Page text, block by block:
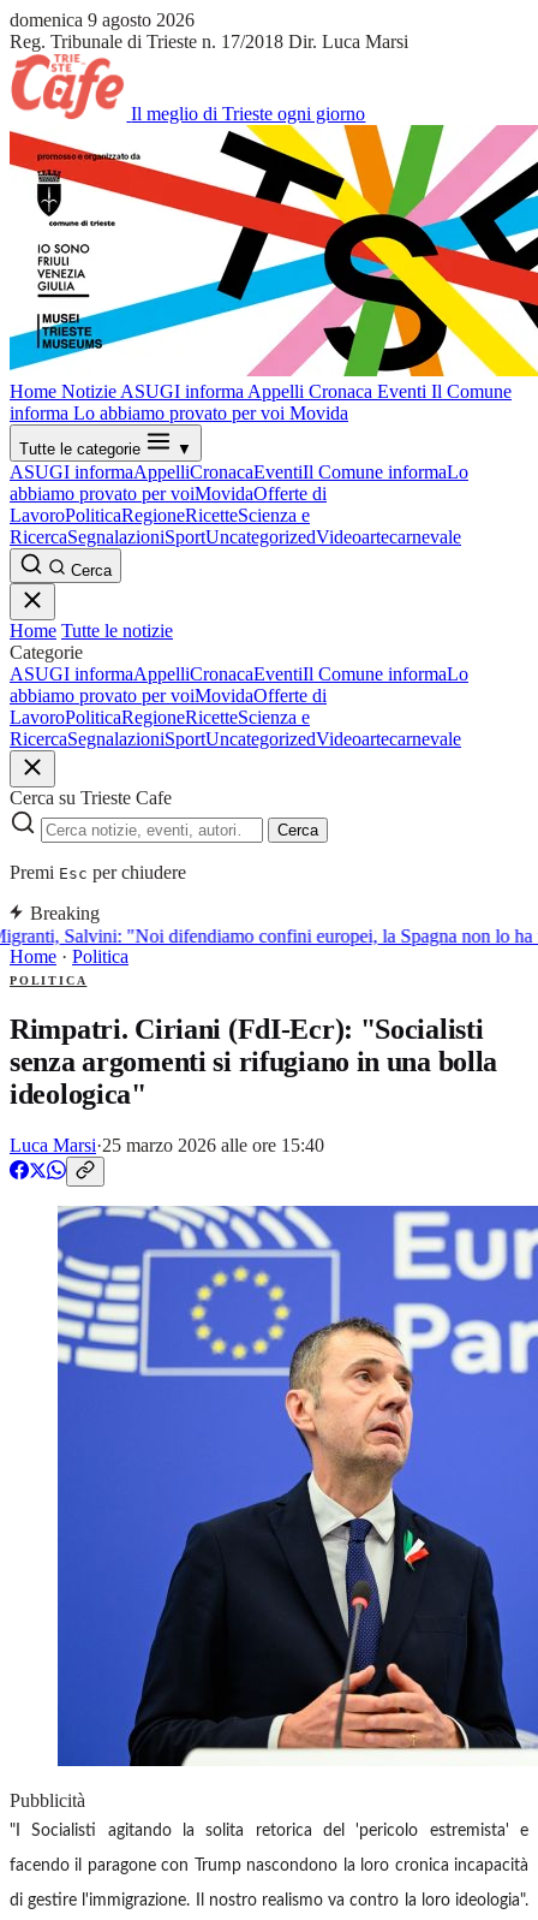
domenica 9 agosto 2026
Reg. Tribunale di Trieste n. 17/2018 Dir. Luca Marsi
Il meglio di Trieste ogni giorno
Home Notizie ASUGI informa Appelli Cronaca Eventi Il Comune
informa Lo abbiamo provato per voi Movida
Tutte le categorie ▼
ASUGI informaAppelliCronacaEventiIl Comune informaLo
abbiamo provato per voiMovidaOfferte di
LavoroPoliticaRegioneRicetteScienza e
RicercaSegnalazioniSportUncategorizedVideoartecarnevale
Cerca
Home Tutte le notizie
Categorie
ASUGI informaAppelliCronacaEventiIl Comune informaLo
abbiamo provato per voiMovidaOfferte di
LavoroPoliticaRegioneRicetteScienza e
RicercaSegnalazioniSportUncategorizedVideoartecarnevale
Cerca su Trieste Cafe
Cerca
Premi Esc per chiudere
Breaking
Salvini: "Noi difendiamo confini europei, la Spagna non lo
Home · Politica
POLITICA
Rimpatri. Ciriani (FdI-Ecr): "Socialisti
senza argomenti si rifugiano in una bolla
ideologica"
Luca Marsi·25 marzo 2026 alle ore 15:40
Pubblicità
"I Socialisti agitando la solita retorica del 'pericolo estremista' e
facendo il paragone con Trump nascondono la loro cronica incapacità
di gestire l'immigrazione. Il nostro realismo va contro la loro ideologia".